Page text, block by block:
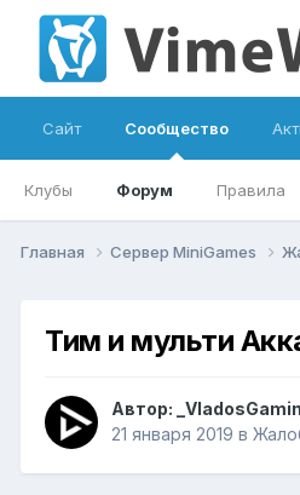
Сайт Сообщество
Клубы Форум Правила
Главная Сервер MiniGames
Тим и мульти
Автор:
21 января 2019 в